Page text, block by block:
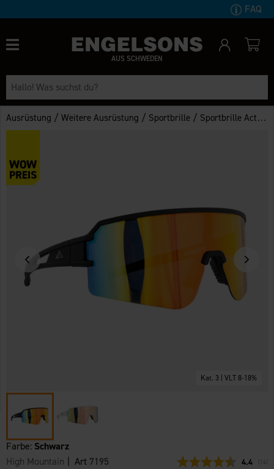
FAQ
AUS SCHWEDEN
Ausrüstung /Weitere Ausrüstung / Sportbrille / Sportbrille Active
Kat. 3 | VLT 8-18%
Farbe: Schwarz
High Mountain
| Art 7195 4.4 14